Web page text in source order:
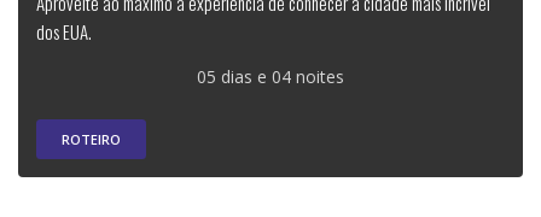
dos EUA.
05 dias e 04 noites
ROTEIRO